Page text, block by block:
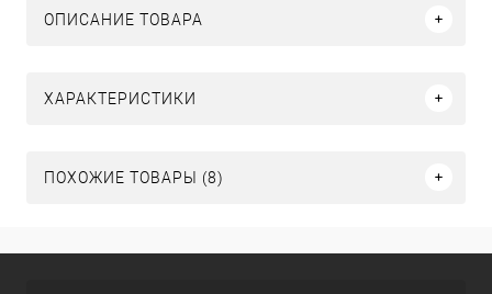
ОПИСАНИЕ ТОВАРА
ХАРАКТЕРИСТИКИ
ПОХОЖИЕ ТОВАРЫ (8)